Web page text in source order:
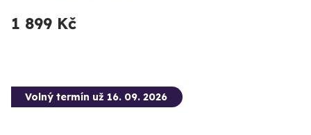
1 899 Kč
Volný termín už 16. 09. 2026